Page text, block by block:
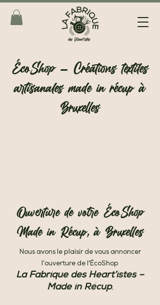
ÉcoShop – Créations textiles
artisanales made in récup à
Bruxelles
Ouverture de votre ÉcoShop
Made in Récup, à Bruxelles
Nous avons le plaisir de vous annoncer
l’ouverture de l'ÉcoShop
La Fabrique des Heart’istes –
Made in Récup,